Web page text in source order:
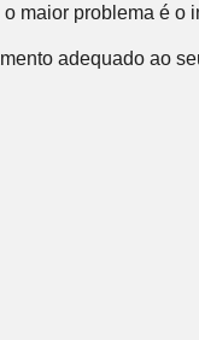
maior problema é o
adequado ao